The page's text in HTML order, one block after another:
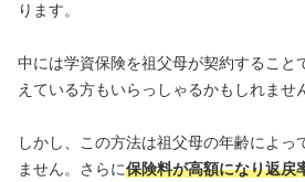
ります。
中には学資保険を祖父母が契約すること
えている方もいらっしゃるかもしれませ
しかし、この方法は祖父母の年齢によっ
ません。さらに保険料が高額になり返戻